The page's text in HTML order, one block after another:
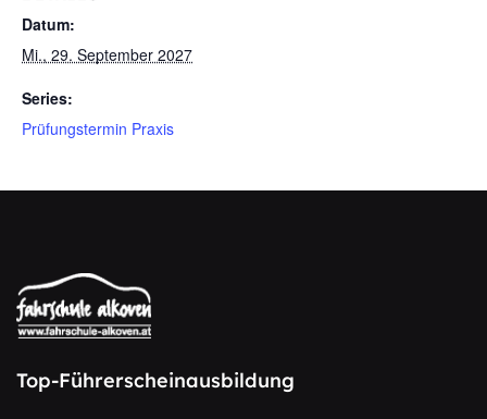
Datum:
Mi., 29. September 2027
Series:
Prüfungstermin Praxis
Top-Führerscheinausbildung